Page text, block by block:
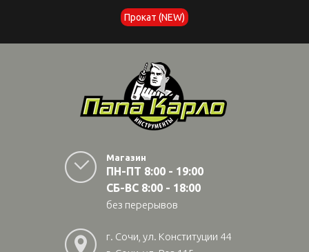
Прокат (NEW)
Магазин
ПН-ПТ 8:00 - 19:00
СБ-ВС 8:00 - 18:00
без перерывов
г. Сочи, ул. Конституции 44